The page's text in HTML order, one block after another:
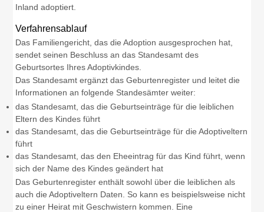
Inland adoptiert.
Verfahrensablauf
Das Familiengericht, das die Adoption ausgesprochen hat,
sendet seinen Beschluss an das Standesamt des
Geburtsortes Ihres Adoptivkindes.
Das Standesamt ergänzt das Geburtenregister und leitet die
Informationen an folgende Standesämter weiter:
das Standesamt, das dieGeburtseinträge für die leiblichen
Eltern des Kindes führt
das Standesamt, das die Geburtseinträge für die Adoptiveltern
führt
das Standesamt, das den Eheeintrag für das Kind führt, wenn
sich der Name des Kindes geändert hat
Das Geburtenregister enthält sowohl über die leiblichen als
auch die Adoptiveltern Daten. So kann es beispielsweise nicht
zu einer Heirat mit Geschwistern kommen.
Eine